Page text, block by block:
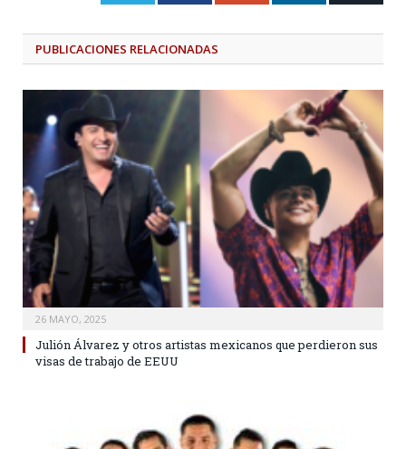
PUBLICACIONES RELACIONADAS
26 MAYO, 2025
Julión Álvarez y otros artistas mexicanos que perdieron sus
visas de trabajo de EEUU